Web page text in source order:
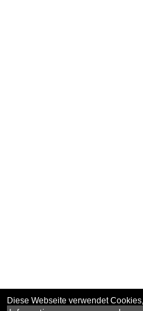
Diese Webseite verwendet